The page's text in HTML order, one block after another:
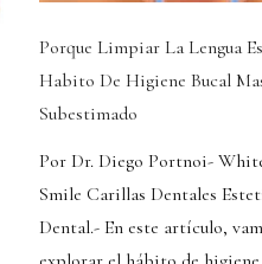
Porque Limpiar La Lengua
Habito De Higiene Bucal
Subestimado
Por Dr. Diego Portnoi-
Smile Carillas Dentales
Dental.- En este artículo,